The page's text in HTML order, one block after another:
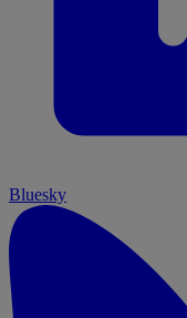
Bluesky